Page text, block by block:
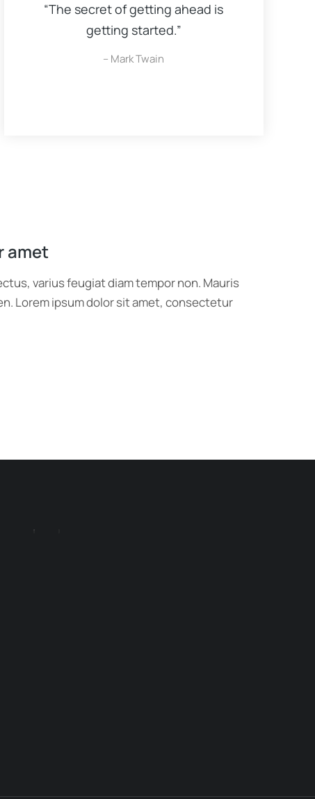
“The secret of getting ahead is
getting started.”
– Mark Twain
amet
varius feugiat diam tempor non. Mauris
Lorem ipsum dolor sit amet, consectetur